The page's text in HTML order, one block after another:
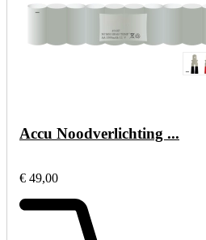
Accu Noodverlichting ...
€ 49,00